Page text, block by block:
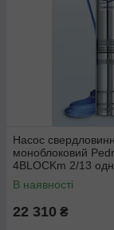
Насос
моноблоковий
4BLOCKm 2/13
В наявності
22 310 ₴